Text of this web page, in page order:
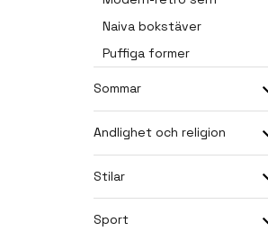
Naiva bokstäver
Puffiga former
Sommar
Andlighet och religion
Stilar
Sport